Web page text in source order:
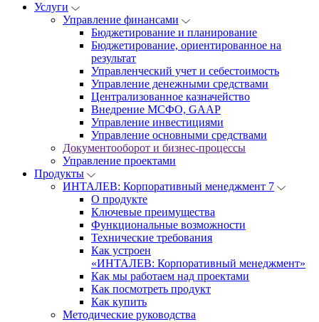
Услуги
Управление финансами
Бюджетирование и планирование
Бюджетирование, ориентированное на
результат
Управленческий учет и себестоимость
Управление денежными средствами
Централизованное казначейство
Внедрение МСФО, GAAP
Управление инвестициями
Управление основными средствами
Документооборот и бизнес-процессы
Управление проектами
Продукты
ИНТАЛЕВ: Корпоративный менеджмент 7
О продукте
Ключевые преимущества
Функциональные возможности
Технические требования
Как устроен
«ИНТАЛЕВ: Корпоративный менеджмент»
Как мы работаем над проектами
Как посмотреть продукт
Как купить
Методические руководства